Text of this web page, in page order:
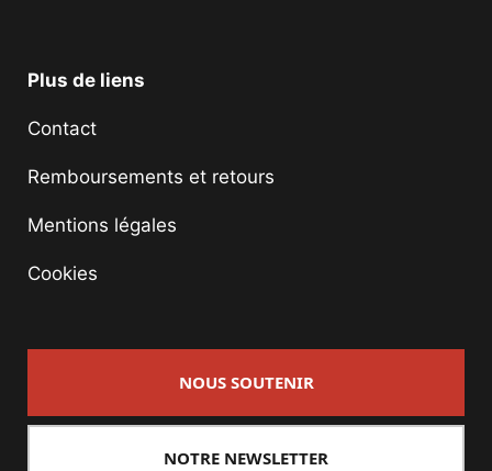
Plus de liens
Contact
Remboursements et retours
Mentions légales
Cookies
NOUS SOUTENIR
NOTRE NEWSLETTER